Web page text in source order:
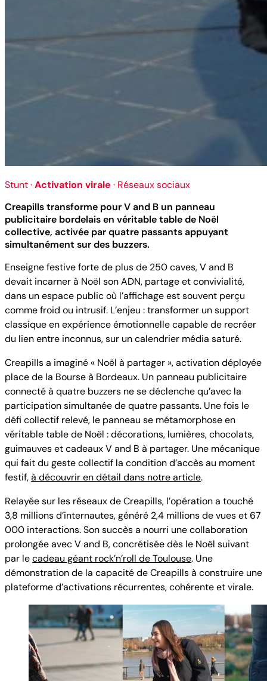
Stunt ·Activation virale · Réseaux sociaux
Creapills transforme pour V and B un panneau
publicitaire bordelais en véritable table de Noël
collective, activée par quatre passants appuyant
simultanément sur des buzzers.
Enseigne festive forte de plus de 250 caves, V and B
devait incarner à Noël son ADN, partage et convivialité,
dans un espace public où l’affichage est souvent perçu
comme froid ou intrusif. L’enjeu : transformer un support
classique en expérience émotionnelle capable de recréer
du lien entre inconnus, sur un calendrier média saturé.
Creapills a imaginé « Noël à partager », activation déployée
place de la Bourse à Bordeaux. Un panneau publicitaire
connecté à quatre buzzers ne se déclenche qu’avec la
participation simultanée de quatre passants. Une fois le
défi collectif relevé, le panneau se métamorphose en
véritable table de Noël : décorations, lumières, chocolats,
guimauves et cadeaux V and B à partager. Une mécanique
qui fait du geste collectif la condition d’accès au moment
festif,à découvrir en détail dans notre article.
Relayée sur les réseaux de Creapills, l’opération a touché
3,8 millions d’internautes, généré 2,4 millions de vues et 67
000 interactions. Son succès a nourri une collaboration
prolongée avec V and B, concrétisée dès le Noël suivant
par lecadeau géant rock’n’roll de Toulouse. Une
démonstration de la capacité de Creapills à construire une
plateforme d’activations récurrentes, cohérente et virale.